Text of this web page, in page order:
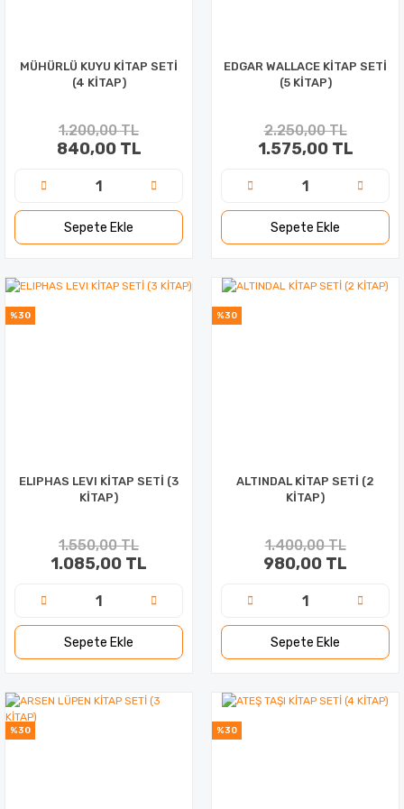
MÜHÜRLÜ KUYU KİTAP SETİ
(4 KİTAP)
1.200,00 TL
840,00 TL
Sepete Ekle
EDGAR WALLACE KİTAP SETİ
(5 KİTAP)
2.250,00 TL
1.575,00 TL
Sepete Ekle
%30
ELIPHAS LEVI KİTAP SETİ (3
KİTAP)
1.550,00 TL
1.085,00 TL
Sepete Ekle
%30
ALTINDAL KİTAP SETİ (2
KİTAP)
1.400,00 TL
980,00 TL
Sepete Ekle
%30 %30